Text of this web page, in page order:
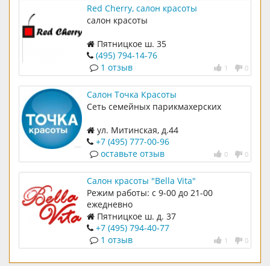
Red Cherry, салон красоты
салон красоты
Пятницкое ш. 35
(495) 794-14-76
1 0
1 отзыв
Салон Точка Красоты
Сеть семейных парикмахерских
ул. Митинская, д.44
+7 (495) 777-00-96
0 0
оставьте отзыв
Салон красоты "Bella Vita"
Режим работы: с 9-00 до 21-00
ежедневно
Пятницкое ш. д. 37
+7 (495) 794-40-77
1 0
1 отзыв